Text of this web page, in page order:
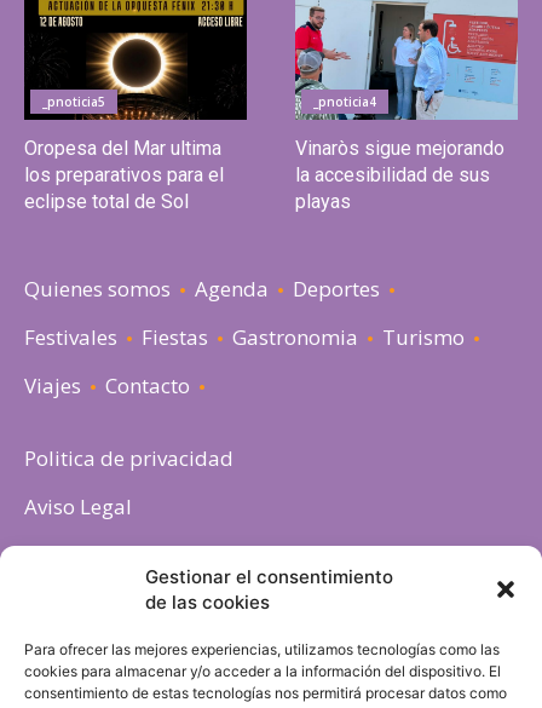
Gestionar el consentimiento
de las cookies
Para ofrecer las mejores experiencias, utilizamos tecnologías como las
cookies para almacenar y/o acceder a la información del dispositivo. El
consentimiento de estas tecnologías nos permitirá procesar datos como
_pnoticia5
Oropesa del Mar ultima
los preparativos para el
eclipse total de Sol
_pnoticia4
Vinaròs sigue mejorando
la accesibilidad de sus
playas
Quienes somos Agenda
Deportes
Festivales
Fiestas Gastronomia
Turismo
Viajes
Contacto
Politica de privacidad
Aviso Legal
Política de cookies